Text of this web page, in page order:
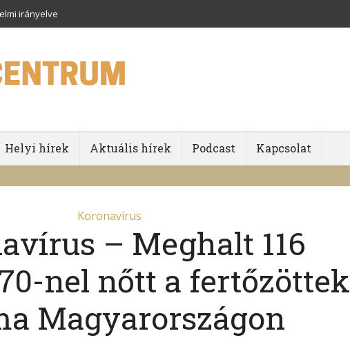
irányelve
Helyi hírek Aktuális hírek Podcast Kapcsolat
Koronavírus
– Meghalt 116
nel nőtt a fertőzöttek
Magyarországon